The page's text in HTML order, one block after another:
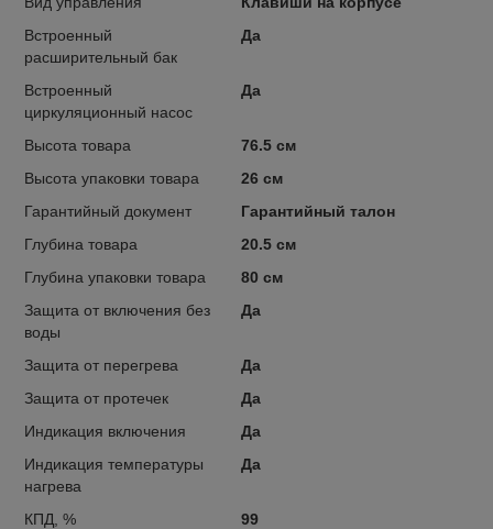
Встроенный
расширительный бак
Да
Встроенный
циркуляционный насос
Да
Высота товара
76.5 см
Высота упаковки товара
26 см
Гарантийный документ
Гарантийный талон
Глубина товара
20.5 см
Глубина упаковки товара
80 см
Защита от включения без
воды
Да
Защита от перегрева
Да
Защита от протечек
Да
Индикация включения
Да
Индикация температуры
нагрева
Да
КПД, %
99